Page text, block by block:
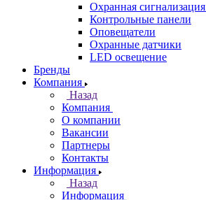
Охранная сигнализация
Контрольные панели
Оповещатели
Охранные датчики
LED освещение
Бренды
Компания
Назад
Компания
О компании
Вакансии
Партнеры
Контакты
Информация
Назад
Информация